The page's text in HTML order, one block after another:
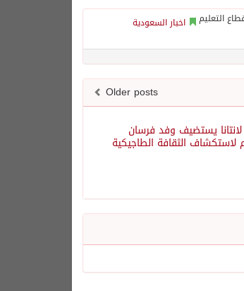
اخبار السعودية
Older posts
لانتانا يستضيف وفد فرسان
لاستكشاف الثقافة الطاجيكية